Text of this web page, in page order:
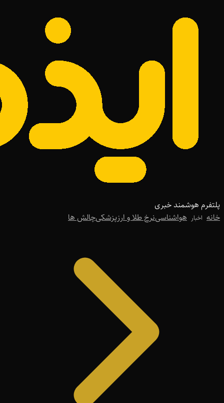
پلتفرم هوشمند خبری
خانه اخبار هواشناسینرخ طلا و ارزپزشکیچالش ها